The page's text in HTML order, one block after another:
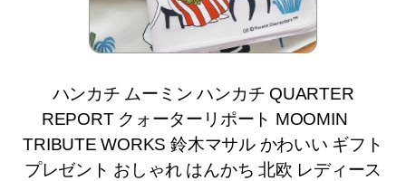
ハンカチ ムーミン ハンカチ QUARTER
REPORT クォーターリポート MOOMIN
TRIBUTE WORKS 鈴木マサル かわいい ギフト
プレゼント おしゃれ はんかち 北欧 レディース